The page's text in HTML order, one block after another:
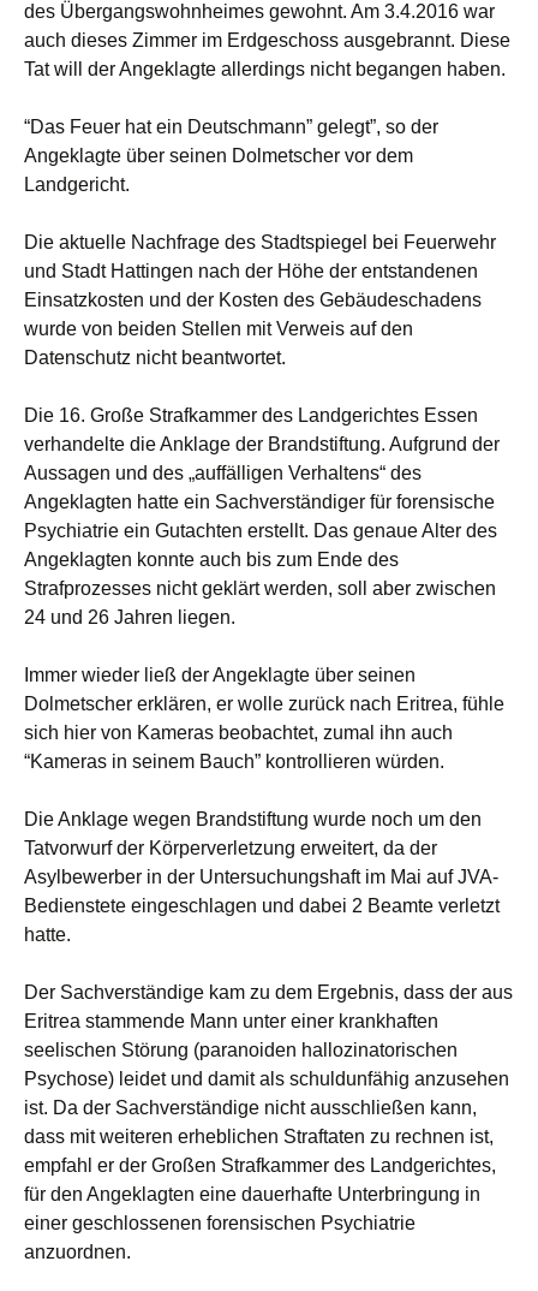
des Übergangswohnheimes gewohnt. Am 3.4.2016 war
auch dieses Zimmer im Erdgeschoss ausgebrannt. Diese
Tat will der Angeklagte allerdings nicht begangen haben.
“Das Feuer hat ein Deutschmann” gelegt”, so der
Angeklagte über seinen Dolmetscher vor dem
Landgericht.
Die aktuelle Nachfrage des Stadtspiegel bei Feuerwehr
und Stadt Hattingen nach der Höhe der entstandenen
Einsatzkosten und der Kosten des Gebäudeschadens
wurde von beiden Stellen mit Verweis auf den
Datenschutz nicht beantwortet.
Die 16. Große Strafkammer des Landgerichtes Essen
verhandelte die Anklage der Brandstiftung. Aufgrund der
Aussagen und des „auffälligen Verhaltens“ des
Angeklagten hatte ein Sachverständiger für forensische
Psychiatrie ein Gutachten erstellt. Das genaue Alter des
Angeklagten konnte auch bis zum Ende des
Strafprozesses nicht geklärt werden, soll aber zwischen
24 und 26 Jahren liegen.
Immer wieder ließ der Angeklagte über seinen
Dolmetscher erklären, er wolle zurück nach Eritrea, fühle
sich hier von Kameras beobachtet, zumal ihn auch
“Kameras in seinem Bauch” kontrollieren würden.
Die Anklage wegen Brandstiftung wurde noch um den
Tatvorwurf der Körperverletzung erweitert, da der
Asylbewerber in der Untersuchungshaft im Mai auf JVA-
Bedienstete eingeschlagen und dabei 2 Beamte verletzt
hatte.
Der Sachverständige kam zu dem Ergebnis, dass der aus
Eritrea stammende Mann unter einer krankhaften
seelischen Störung (paranoiden hallozinatorischen
Psychose) leidet und damit als schuldunfähig anzusehen
ist. Da der Sachverständige nicht ausschließen kann,
dass mit weiteren erheblichen Straftaten zu rechnen ist,
empfahl er der Großen Strafkammer des Landgerichtes,
für den Angeklagten eine dauerhafte Unterbringung in
einer geschlossenen forensischen Psychiatrie
anzuordnen.